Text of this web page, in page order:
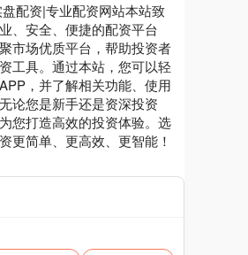
配资|专业配资网站本站致
、安全、便捷的配资平台
市场优质平台，帮助投资者
工具。通过本站，您可以轻
，并了解相关功能、使用
论您是新手还是资深投资
您打造高效的投资体验。选
更简单、更高效、更智能！